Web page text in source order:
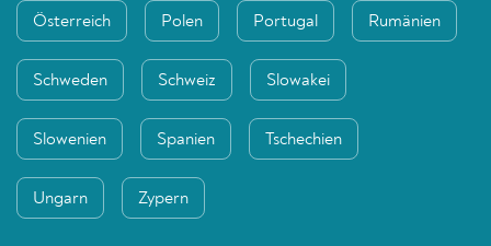
Österreich Polen Portugal Rumänien
Schweden Schweiz Slowakei
Slowenien Spanien Tschechien
Ungarn Zypern